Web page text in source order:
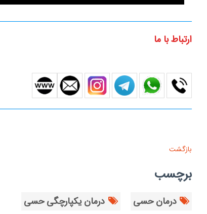
ارتباط با ما
بازگشت
برچسب
درمان حسی درمان یکپارچگی حسی